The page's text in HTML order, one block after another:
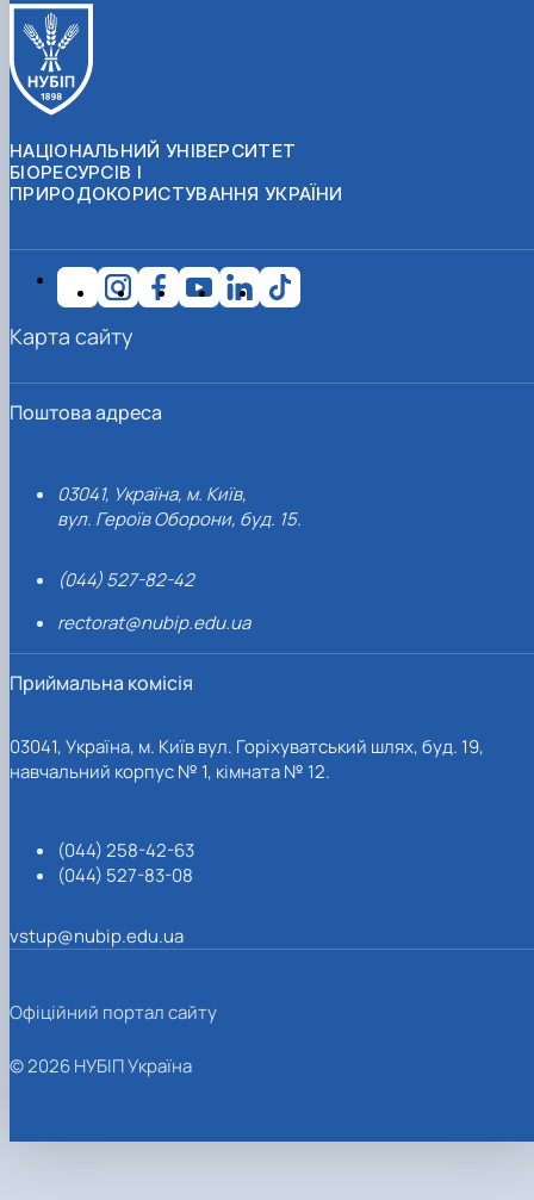
НАЦІОНАЛЬНИЙ УНІВЕРСИТЕТ
БІОРЕСУРСІВ І
ПРИРОДОКОРИСТУВАННЯ УКРАЇНИ
Поштова адреса
03041, Україна, м. Київ,
вул. Героїв Оборони, буд. 15.
(044) 527-82-42
rectorat@nubip.edu.ua
Приймальна комісія
03041, Україна, м. Київ вул. Горіхуватський шлях, буд. 19,
навчальний корпус № 1, кімната № 12.
(044) 258-42-63
(044) 527-83-08
vstup@nubip.edu.ua
Карта сайту
Офіційний портал сайту
© 2026 НУБІП Україна